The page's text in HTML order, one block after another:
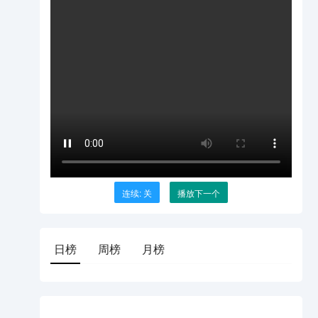
连续: 关 播放下一个
日榜 周榜 月榜